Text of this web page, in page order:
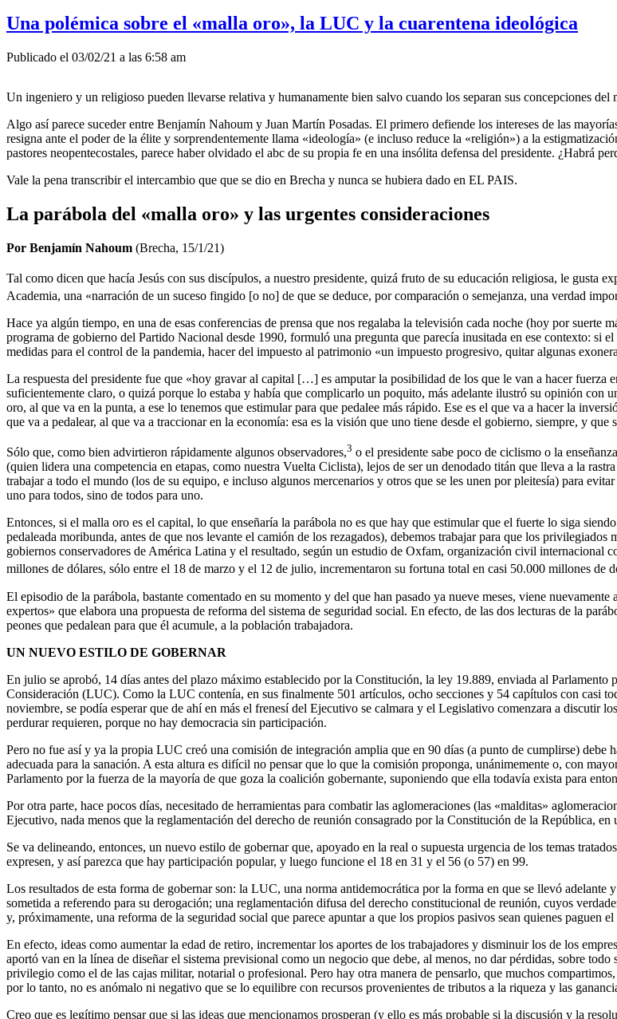
Una polémica sobre el «malla oro», la LUC y la cuarentena ideológica
Publicado el 03/02/21 a las 6:58 am
Un ingeniero y un religioso pueden llevarse relativa y humanamente bien salvo cuando los separan sus concepciones
Algo así parece suceder entre Benjamín Nahoum y Juan Martín Posadas. El primero defiende los intereses de las
resigna ante el poder de la élite y sorprendentemente llama «ideología» (e incluso reduce la «religión») a la
pastores neopentecostales, parece haber olvidado el abc de su propia fe en una insólita defensa del presidente. ¿Habrá
Vale la pena transcribir el intercambio que que se dio en Brecha y nunca se hubiera dado en EL PAIS.
La parábola del «malla oro» y las urgentes consideraciones
Por Benjamín Nahoum (Brecha, 15/1/21)
Tal como dicen que hacía Jesús con sus discípulos, a nuestro presidente, quizá fruto de su educación religiosa, le gusta
Academia, una «narración de un suceso fingido [o no] de que se deduce, por comparación o semejanza, una verdad
Hace ya algún tiempo, en una de esas conferencias de prensa que nos regalaba la televisión cada noche (hoy por suerte
programa de gobierno del Partido Nacional desde 1990, formuló una pregunta que parecía inusitada en ese contexto: si
medidas para el control de la pandemia, hacer del impuesto al patrimonio «un impuesto progresivo, quitar algunas
La respuesta del presidente fue que «hoy gravar al capital […] es amputar la posibilidad de los que le van a hacer fuerza
suficientemente claro, o quizá porque lo estaba y había que complicarlo un poquito, más adelante ilustró su opinión con
oro, al que va en la punta, a ese lo tenemos que estimular para que pedalee más rápido. Ese es el que va a hacer la
que va a pedalear, al que va a traccionar en la economía: esa es la visión que uno tiene desde el gobierno, siempre, y que
Sólo que, como bien advirtieron rápidamente algunos observadores,3 o el presidente sabe poco de ciclismo o la
(quien lidera una competencia en etapas, como nuestra Vuelta Ciclista), lejos de ser un denodado titán que lleva a la
trabajar a todo el mundo (los de su equipo, e incluso algunos mercenarios y otros que se les unen por pleitesía) para
uno para todos, sino de todos para uno.
Entonces, si el malla oro es el capital, lo que enseñaría la parábola no es que hay que estimular que el fuerte lo siga
pedaleada moribunda, antes de que nos levante el camión de los rezagados), debemos trabajar para que los
gobiernos conservadores de América Latina y el resultado, según un estudio de Oxfam, organización civil internacional
millones de dólares, sólo entre el 18 de marzo y el 12 de julio, incrementaron su fortuna total en casi 50.000 millones de
El episodio de la parábola, bastante comentado en su momento y del que han pasado ya nueve meses, viene
expertos» que elabora una propuesta de reforma del sistema de seguridad social. En efecto, de las dos lecturas de la
peones que pedalean para que él acumule, a la población trabajadora.
UN NUEVO ESTILO DE GOBERNAR
En julio se aprobó, 14 días antes del plazo máximo establecido por la Constitución, la ley 19.889, enviada al
Consideración (LUC). Como la LUC contenía, en sus finalmente 501 artículos, ocho secciones y 54 capítulos con casi
noviembre, se podía esperar que de ahí en más el frenesí del Ejecutivo se calmara y el Legislativo comenzara a discutir
perdurar requieren, porque no hay democracia sin participación.
Pero no fue así y ya la propia LUC creó una comisión de integración amplia que en 90 días (a punto de cumplirse) debe
adecuada para la sanación. A esta altura es difícil no pensar que lo que la comisión proponga, unánimemente o, con
Parlamento por la fuerza de la mayoría de que goza la coalición gobernante, suponiendo que ella todavía exista para
Por otra parte, hace pocos días, necesitado de herramientas para combatir las aglomeraciones (las «malditas»
Ejecutivo, nada menos que la reglamentación del derecho de reunión consagrado por la Constitución de la República,
Se va delineando, entonces, un nuevo estilo de gobernar que, apoyado en la real o supuesta urgencia de los temas
expresen, y así parezca que hay participación popular, y luego funcione el 18 en 31 y el 56 (o 57) en 99.
Los resultados de esta forma de gobernar son: la LUC, una norma antidemocrática por la forma en que se llevó
sometida a referendo para su derogación; una reglamentación difusa del derecho constitucional de reunión, cuyos
y, próximamente, una reforma de la seguridad social que parece apuntar a que los propios pasivos sean quienes paguen
En efecto, ideas como aumentar la edad de retiro, incrementar los aportes de los trabajadores y disminuir los de los
aportó van en la línea de diseñar el sistema previsional como un negocio que debe, al menos, no dar pérdidas, sobre
privilegio como el de las cajas militar, notarial o profesional. Pero hay otra manera de pensarlo, que muchos
por lo tanto, no es anómalo ni negativo que se lo equilibre con recursos provenientes de tributos a la riqueza y las
Creo que es legítimo pensar que si las ideas que mencionamos prosperan (y ello es más probable si la discusión y la